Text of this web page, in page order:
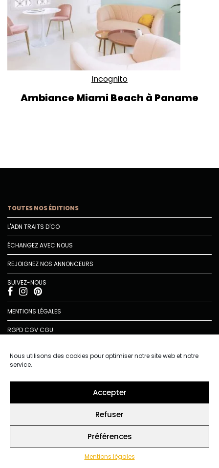
Nous utilisons des cookies pour optimiser notre site web et notre
service.
Accepter
Refuser
Préférences
Mentions légales
Incognito
Ambiance Miami Beach à Paname
TOUTES NOS ÉDITIONS
L'ADN TRAITS D'CO
ÉCHANGEZ AVEC NOUS
REJOIGNEZ NOS ANNONCEURS
SUIVEZ-NOUS
MENTIONS LÉGALES
RGPDCGVCGU
Pour tous les archi passionnés qui souhaitent rester
TRAITS connectés et recevoir la newsletter
Vous acceptez de recevoir l’actualité TRAITS D’CO par
Vous affirmez avoir pris connaissance de notre politique de
confidentialité.